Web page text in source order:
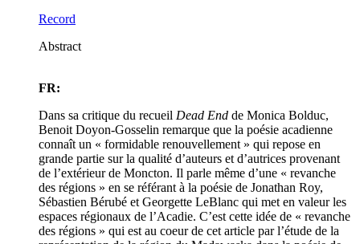
Record
Abstract
FR:
Dans sa critique du recueil Dead End de Monica Bolduc,
Benoit Doyon-Gosselin remarque que la poésie acadienne
connaît un « formidable renouvellement » qui repose en
grande partie sur la qualité d’auteurs et d’autrices provenant
de l’extérieur de Moncton. Il parle même d’une « revanche
des régions » en se référant à la poésie de Jonathan Roy,
Sébastien Bérubé et Georgette LeBlanc qui met en valeur les
espaces régionaux de l’Acadie. C’est cette idée de « revanche
des régions » qui est au coeur de cet article par l’étude de la